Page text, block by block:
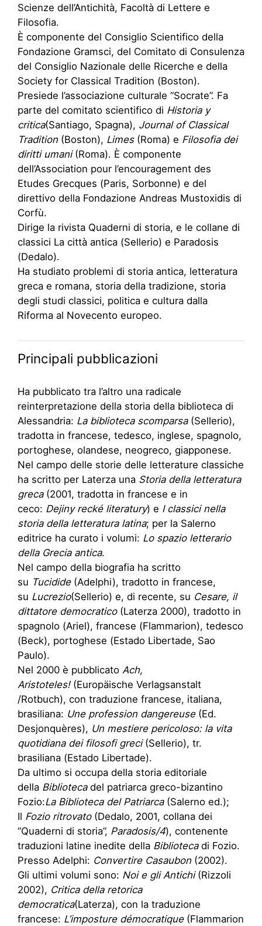
Scienze dell’Antichità, Facoltà di Lettere e
Filosofia.
È componente del Consiglio Scientifico della
Fondazione Gramsci, del Comitato di Consulenza
del Consiglio Nazionale delle Ricerche e della
Society for Classical Tradition (Boston).
Presiede l’associazione culturale “Socrate”. Fa
parte del comitato scientifico di Historia y
critica(Santiago, Spagna), Journal of Classical
Tradition (Boston), Limes(Roma) e Filosofia dei
diritti umani(Roma). È componente
dell’Association pour l’encouragement des
Etudes Grecques (Paris, Sorbonne) e del
direttivo della Fondazione Andreas Mustoxidis di
Corfù.
Dirige la rivista Quaderni di storia, e le collane di
classici La città antica (Sellerio) e Paradosis
(Dedalo).
Ha studiato problemi di storia antica, letteratura
greca e romana, storia della tradizione, storia
degli studi classici, politica e cultura dalla
Riforma al Novecento europeo.
Principali pubblicazioni
Ha pubblicato tra l’altro una radicale
reinterpretazione della storia della biblioteca di
Alessandria: La biblioteca scomparsa(Sellerio),
tradotta in francese, tedesco, inglese, spagnolo,
portoghese, olandese, neogreco, giapponese.
Nel campo delle storie delle letterature classiche
ha scritto per Laterza una Storia della letteratura
greca(2001, tradotta in francese e in
ceco: Dejiny recké literatury) e I classici nella
storia della letteratura latina; per la Salerno
editrice ha curato i volumi: Lo spazio letterario
della Grecia antica.
Nel campo della biografia ha scritto
su Tucidide(Adelphi), tradotto in francese,
su Lucrezio(Sellerio) e, di recente, su Cesare, il
dittatore democratico(Laterza 2000), tradotto in
spagnolo (Ariel), francese (Flammarion), tedesco
(Beck), portoghese (Estado Libertade, Sao
Paulo).
Nel 2000 è pubblicato Ach,
Aristoteles!(Europäische Verlagsanstalt
/Rotbuch), con traduzione francese, italiana,
brasiliana: Une profession dangereuse(Ed.
Desjonquères), Un mestiere pericoloso: la vita
quotidiana dei filosofi greci(Sellerio), tr.
brasiliana (Estado Libertade).
Da ultimo si occupa della storia editoriale
della Bibliotecadel patriarca greco-bizantino
Fozio:La Biblioteca del Patriarca(Salerno ed.);
Il Fozio ritrovato(Dedalo, 2001, collana dei
“Quaderni di storia”, Paradosis/4), contenente
traduzioni latine inedite della Bibliotecadi Fozio.
Presso Adelphi: Convertire Casaubon (2002).
Gli ultimi volumi sono: Noi e gli Antichi(Rizzoli
2002), Critica della retorica
democratica(Laterza), con la traduzione
francese: L’imposture démocratique(Flammarion